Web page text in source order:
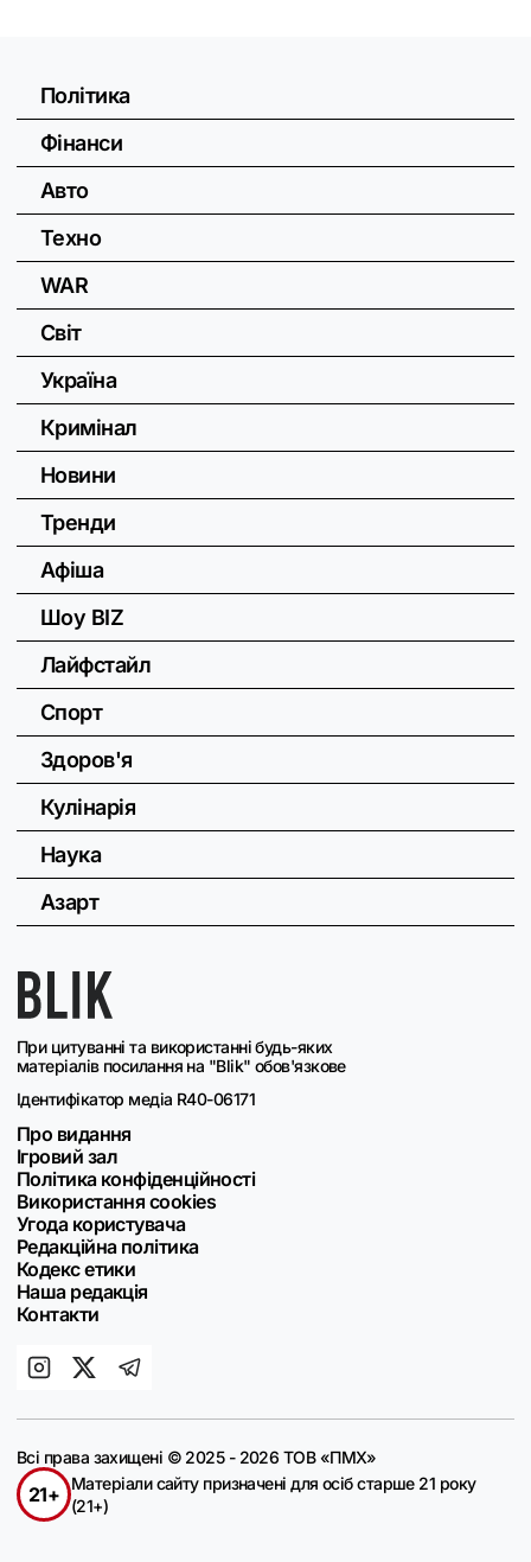
При цитуванні та використанні будь-яких
матеріалів посилання на "Blik" обов'язкове
Ідентифікатор медіа R40-06171
Про видання
Ігровий зал
Політика конфіденційності
Використання cookies
Угода користувача
Редакційна політика
Кодекс етики
Наша редакція
Контакти
Політика
Фінанси
Авто
Техно
WAR
Світ
Україна
Кримінал
Новини
Тренди
Афіша
Шоу BIZ
Лайфстайл
Спорт
Здоров'я
Кулінарія
Наука
Азарт
Всі права захищені © 2025 - 2026 ТОВ «ПМХ»
21+
Матеріали сайту призначені для осіб старше 21 року
(21+)